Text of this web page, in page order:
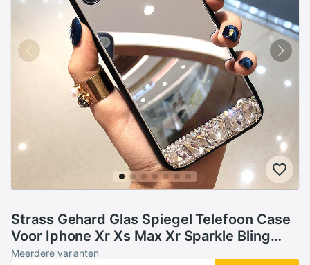
Strass Gehard Glas Spiegel Telefoon Case
Voor Iphone Xr Xs Max Xr Sparkle Bling
Diamond Back Cover Voor Iphone X 6 7 8
Meerdere varianten